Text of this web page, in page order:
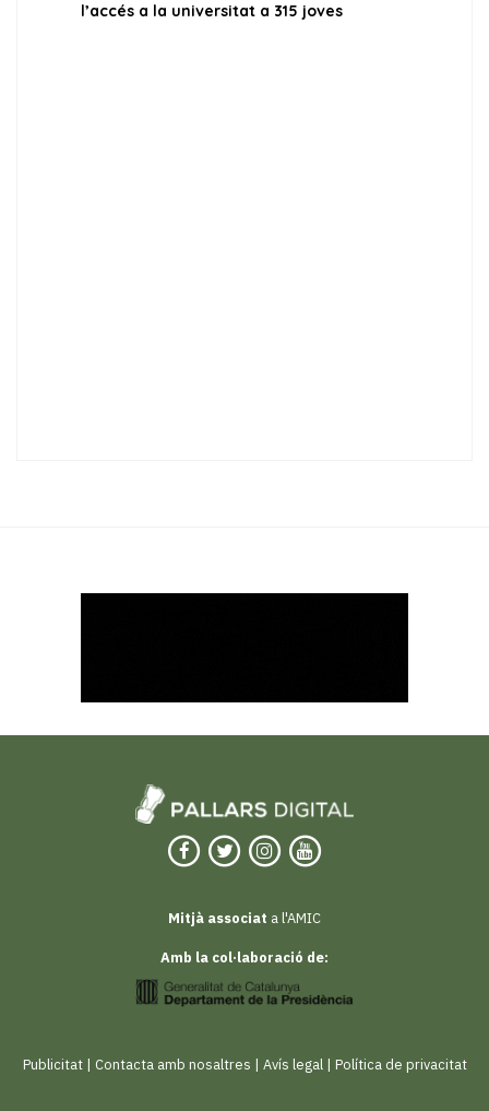
Mitjà associat a l'AMIC
Amb la col·laboració de:
Publicitat| Contacta amb nosaltres | Avís legal| Política de privacitat